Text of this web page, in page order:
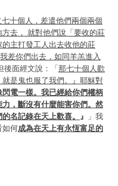
十個人，差遣他們兩個兩個
去， 就對他們說「要收的莊
主打發工人出去收他的莊
差你們出去，如同羊羔進入
後面經文說：「那七十個人歡
是鬼也服了我們。』耶穌對
閃電一樣。我已經給你們權柄
，斷沒有什麼能害你們。然
名記錄在天上歡喜。 』
」我
如何成為在天上有永恆富足的